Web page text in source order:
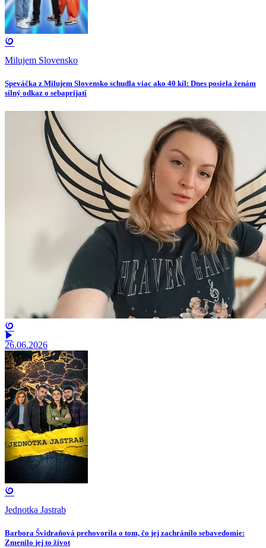
Milujem Slovensko
Speváčka z Milujem Slovensko schudla viac ako 40 kíl: Dnes posiela ženám
silný odkaz o sebaprijatí
26.06.2026
Jednotka Jastrab
Barbora Švidraňová prehovorila o tom, čo jej zachránilo sebavedomie:
Zmenilo jej to život